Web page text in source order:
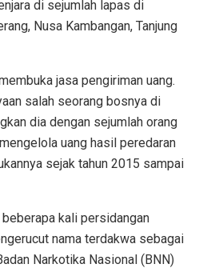
di sejumlah lapas di
Nusa Kambangan, Tanjung
jasa pengiriman uang.
salah seorang bosnya di
dia dengan sejumlah orang
uang hasil peredaran
sejak tahun 2015 sampai
kali persidangan
nama terdakwa sebagai
Narkotika Nasional (BNN)